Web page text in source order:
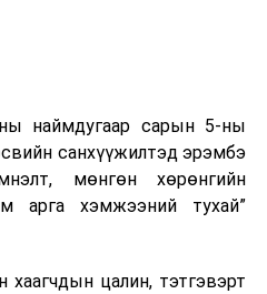
үйлчилдэг гадаадын
байна. Тухайлбал,
орлогын 80 гаруй
бүрддэг бөгөөд тус улсын
эрсдэлд орж болзошгүйг
наймдугаар сарын 5-ны
санхүүжилтэд эрэмбэ
мөнгөн хөрөнгийн
арга хэмжээний тухай”
хаагчдын цалин, тэтгэвэрт